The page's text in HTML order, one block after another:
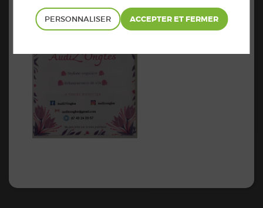
PERSONNALISER